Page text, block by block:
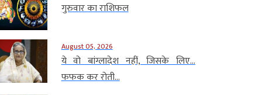
गुरुवार का राशिफल
August 05, 2026
ये वो बांग्लादेश नहीं, जिसके लिए…
फफक कर रोती...